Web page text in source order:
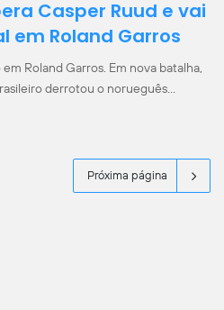
Casper Ruud e vai
em Roland Garros
Roland Garros. Em nova batalha,
derrotou o norueguês…
Próxima página